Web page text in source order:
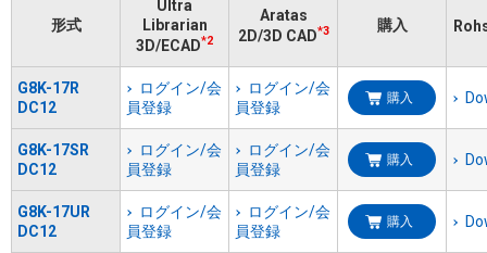
形式
Ultra
Librarian
3D/ECAD*2
Aratas
2D/3D CAD*3 購入
G8K-17R
DC12
ログイン/会
員登録
ログイン/会
員登録
購入
G8K-17SR
DC12
ログイン/会
員登録
ログイン/会
員登録
購入
G8K-17UR
DC12
ログイン/会
員登録
ログイン/会
員登録
購入